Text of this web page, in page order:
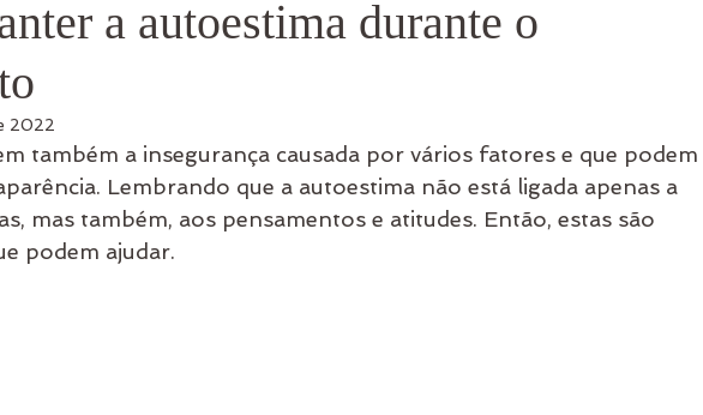
a autoestima durante o
2022
também a insegurança causada por vários fatores e que podem
Lembrando que a autoestima não está ligada apenas a
mas também, aos pensamentos e atitudes. Então, estas são
podem ajudar.